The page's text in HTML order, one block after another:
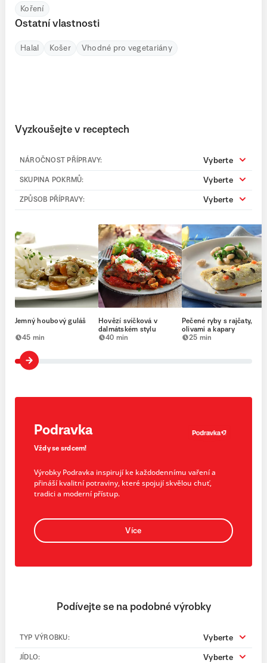
Koření
Ostatní vlastnosti
Halal Košer Vhodné pro vegetariány
Vyzkoušejte v receptech
NÁROČNOST PŘÍPRAVY: Vyberte
SKUPINA POKRMŮ: Vyberte
ZPŮSOB PŘÍPRAVY: Vyberte
Jemný houbový guláš
45 min
Hovězí svíčková v
dalmátském stylu
40 min
Pečené ryby s rajčaty,
olivami a kapary
25 min
Podravka
Vždy se srdcem!
Výrobky Podravka inspirují ke každodennímu vaření a
přináší kvalitní potraviny, které spojují skvělou chuť,
tradici a moderní přístup.
Více
Podívejte se na podobné výrobky
TYP VÝROBKU: Vyberte
JÍDLO: Vyberte